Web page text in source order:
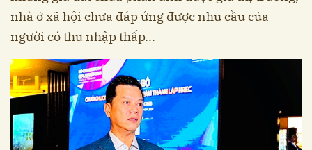
nhà ở xã hội chưa đáp ứng được nhu cầu của
người có thu nhập thấp...